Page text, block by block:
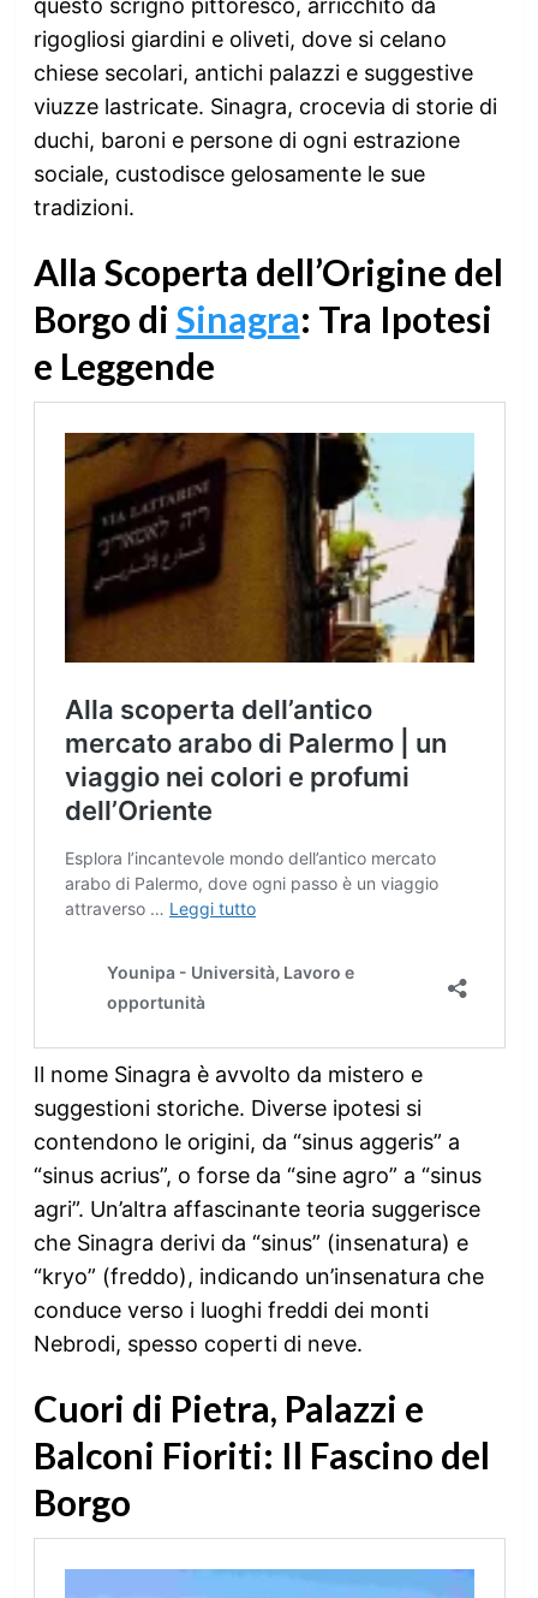
questo scrigno pittoresco, arricchito da
rigogliosi giardini e oliveti, dove si celano
chiese secolari, antichi palazzi e suggestive
viuzze lastricate. Sinagra, crocevia di storie di
duchi, baroni e persone di ogni estrazione
sociale, custodisce gelosamente le sue
tradizioni.
Alla Scoperta dell’Origine del
Borgo di Sinagra: Tra Ipotesi
e Leggende
Il nome Sinagra è avvolto da mistero e
suggestioni storiche. Diverse ipotesi si
contendono le origini, da “sinus aggeris” a
“sinus acrius”, o forse da “sine agro” a “sinus
agri”. Un’altra affascinante teoria suggerisce
che Sinagra derivi da “sinus” (insenatura) e
“kryo” (freddo), indicando un’insenatura che
conduce verso i luoghi freddi dei monti
Nebrodi, spesso coperti di neve.
Cuori di Pietra, Palazzi e
Balconi Fioriti: Il Fascino del
Borgo